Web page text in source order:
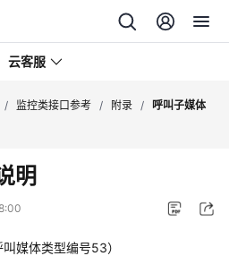
云客服
/ 监控类接口参考 / 附录 / 呼叫子媒体
明
媒体类型编号53）